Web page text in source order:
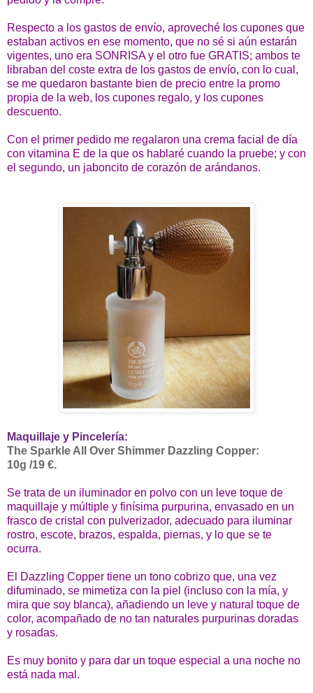
Respecto a los gastos de envío, aproveché los cupones que
estaban activos en ese momento, que no sé si aún estarán
vigentes, uno era SONRISA y el otro fue GRATIS; ambos te
libraban del coste extra de los gastos de envío, con lo cual,
se me quedaron bastante bien de precio entre la promo
propia de la web, los cupones regalo, y los cupones
descuento.
Con el primer pedido me regalaron una crema facial de día
con vitamina E de la que os hablaré cuando la pruebe; y con
el segundo, un jaboncito de corazón de arándanos.
Maquillaje y Pincelería:
The Sparkle All Over Shimmer Dazzling Copper:
10g /19 €.
Se trata de un iluminador en polvo con un leve toque de
maquillaje y múltiple y finísima purpurina, envasado en un
frasco de cristal con pulverizador, adecuado para iluminar
rostro, escote, brazos, espalda, piernas, y lo que se te
ocurra.
El Dazzling Copper tiene un tono cobrizo que, una vez
difuminado, se mimetiza con la piel (incluso con la mía, y
mira que soy blanca), añadiendo un leve y natural toque de
color, acompañado de no tan naturales purpurinas doradas
y rosadas.
Es muy bonito y para dar un toque especial a una noche no
está nada mal.